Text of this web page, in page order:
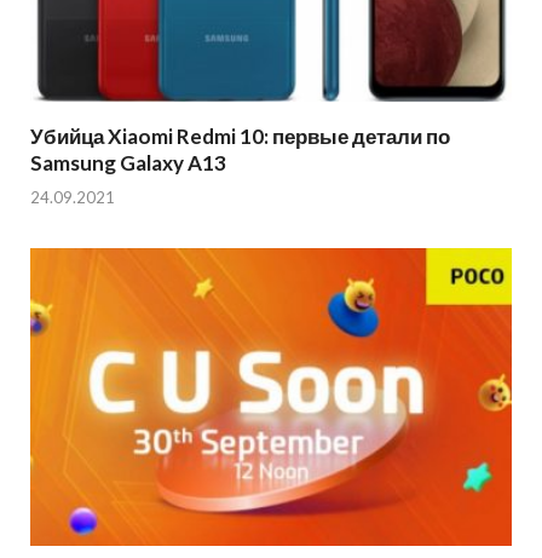
Убийца Xiaomi Redmi 10: первые детали по
Samsung Galaxy A13
24.09.2021